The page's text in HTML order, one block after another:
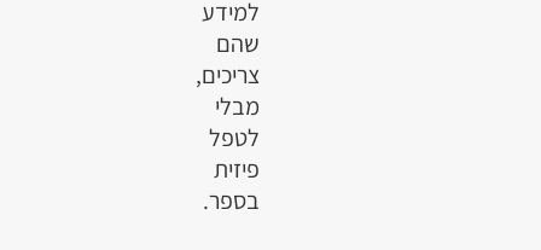
למידע
שהם
צריכים,
מבלי
לטפל
פיזית
בספר.